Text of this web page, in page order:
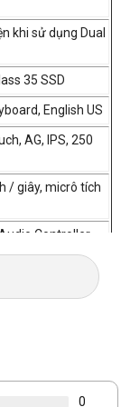
khi sử dụng Dual
35 SSD
English US
AG, IPS, 250
/ giây, micrô tích
Controller,
802.11ax
0